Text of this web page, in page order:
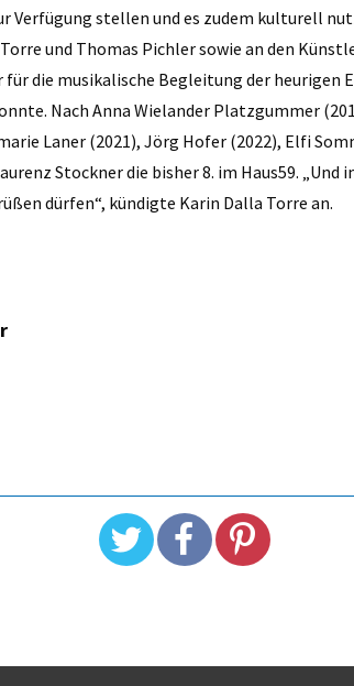
Verfügung stellen und es zudem kulturell
und Thomas Pichler sowie an den
für die musikalische Begleitung der heurigen
Nach Anna Wielander Platzgummer
Laner (2021), Jörg Hofer (2022), Elfi
Stockner die bisher 8. im Haus59. „Und
dürfen“, kündigte Karin Dalla Torre an.